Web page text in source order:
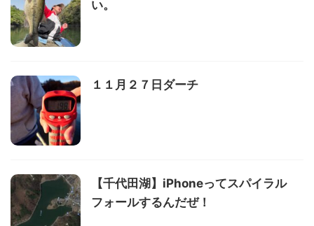
い。
１１月２７日ダーチ
【千代田湖】iPhoneってスパイラル
フォールするんだぜ！